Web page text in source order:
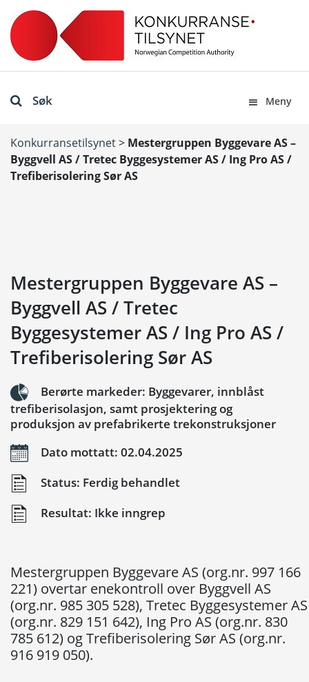
Søk Meny
Konkurransetilsynet> Mestergruppen Byggevare AS –
Byggvell AS / Tretec Byggesystemer AS / Ing Pro AS /
Trefiberisolering Sør AS
Mestergruppen Byggevare AS –
Byggvell AS / Tretec
Byggesystemer AS / Ing Pro AS /
Trefiberisolering Sør AS
Berørte markeder: Byggevarer, innblåst
trefiberisolasjon, samt prosjektering og
produksjon av prefabrikerte trekonstruksjoner
Dato mottatt: 02.04.2025
Status: Ferdig behandlet
Resultat: Ikke inngrep
Mestergruppen Byggevare AS (org.nr. 997 166
221) overtar enekontroll over Byggvell AS
(org.nr. 985 305 528), Tretec Byggesystemer AS
(org.nr. 829 151 642), Ing Pro AS (org.nr. 830
785 612) og Trefiberisolering Sør AS (org.nr.
916 919 050).